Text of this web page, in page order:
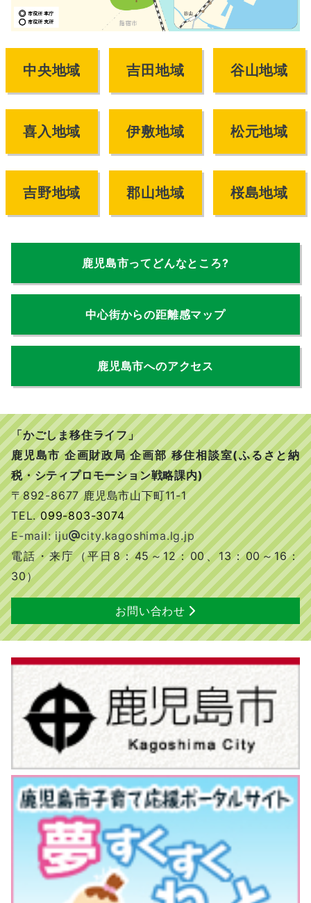
中央地域 吉田地域 谷山地域
喜入地域 伊敷地域 松元地域
吉野地域 郡山地域 桜島地域
鹿児島市ってどんなところ?
中心街からの距離感マップ
鹿児島市へのアクセス
「かごしま移住ライフ」
鹿児島市 企画財政局 企画部 移住相談室(ふるさと納
税・シティプロモーション戦略課内)
〒892-8677 鹿児島市山下町11-1
TEL.099-803-3074
E-mail: iju
city.kagoshima.lg.jp
電話・来庁（平日8：45～12：00、13：00～16：
30）
お問い合わせ